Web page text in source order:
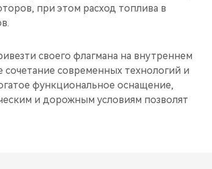
при этом расход топлива в
своего флагмана на внутреннем
современных технологий и
функциональное оснащение,
и дорожным условиям позволят